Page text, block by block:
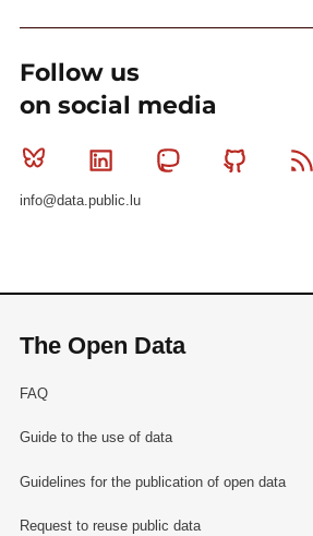
Follow us
on social media
Bluesky Linkedin MastodonGithub
info@data.public.lu
The Open Data
FAQ
Guide to the use of data
Guidelines for the publication of open data
Request to reuse public data